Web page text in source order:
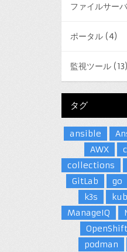
ファイルサーバ
ポータル (4)
監視ツール (13)
タグ
ansible
AWX
collections
GitLab
go
k3s
ManageIQ
OpenShift
podman